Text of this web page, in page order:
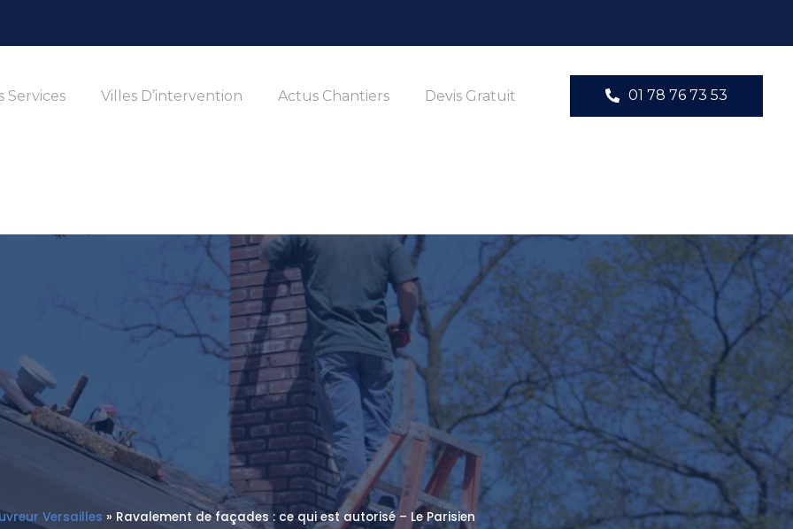
Services Villes D’intervention Actus Chantiers Devis Gratuit 01 78 76 73 53
Versailles » Ravalement de façades : ce qui est autorisé – Le Parisien